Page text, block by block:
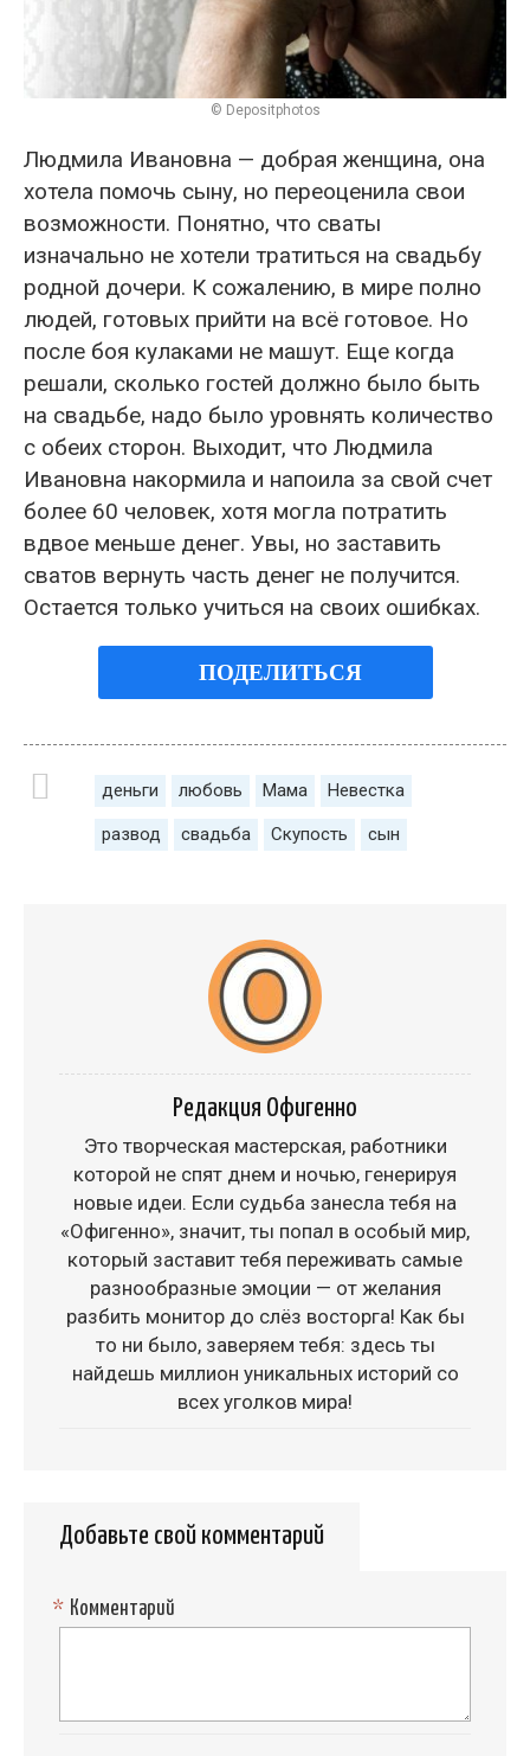
© Depositphotos
Людмила Ивановна — добрая женщина, она
хотела помочь сыну, но переоценила свои
возможности. Понятно, что сваты
изначально не хотели тратиться на свадьбу
родной дочери. К сожалению, в мире полно
людей, готовых прийти на всё готовое. Но
после боя кулаками не машут. Еще когда
решали, сколько гостей должно было быть
на свадьбе, надо было уровнять количество
с обеих сторон. Выходит, что Людмила
Ивановна накормила и напоила за свой счет
более 60 человек, хотя могла потратить
вдвое меньше денег. Увы, но заставить
сватов вернуть часть денег не получится.
Остается только учиться на своих ошибках.
ПОДЕЛИТЬСЯ
деньги любовь Мама Невестка
развод свадьба Скупость сын
Редакция Офигенно
Это творческая мастерская, работники
которой не спят днем и ночью, генерируя
новые идеи. Если судьба занесла тебя на
«Офигенно», значит, ты попал в особый мир,
который заставит тебя переживать самые
разнообразные эмоции — от желания
разбить монитор до слёз восторга! Как бы
то ни было, заверяем тебя: здесь ты
найдешь миллион уникальных историй со
всех уголков мира!
Добавьте свой комментарий
Комментарий
*